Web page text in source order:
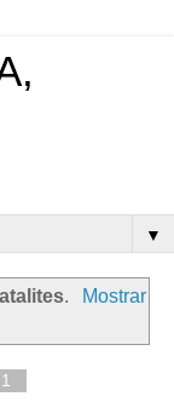
▼
.
Mostrar